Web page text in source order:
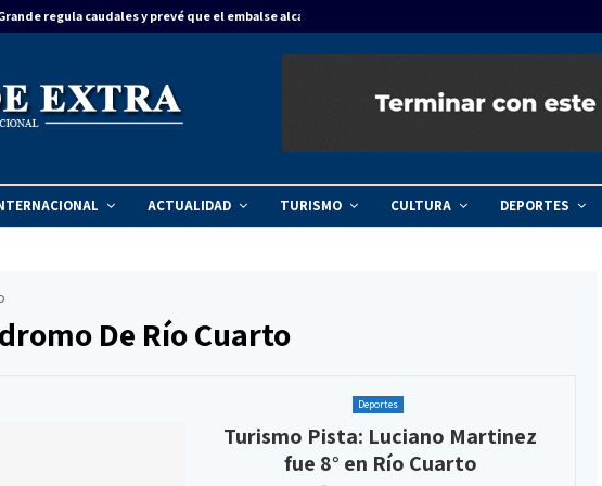
regula caudales y prevé que el embalse alcance…
ACTUALIDAD TURISMO CULTURA DEPORTES
De Río Cuarto
Deportes
Turismo Pista: Luciano Martinez
fue 8° en Río Cuarto